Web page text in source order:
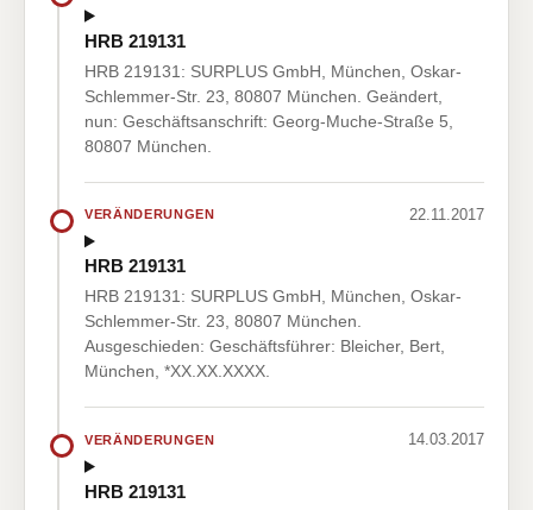
HRB 219131
HRB 219131: SURPLUS GmbH, München, Oskar-
Schlemmer-Str. 23, 80807 München. Geändert,
nun: Geschäftsanschrift: Georg-Muche-Straße 5,
80807 München.
VERÄNDERUNGEN 22.11.2017
HRB 219131
HRB 219131: SURPLUS GmbH, München, Oskar-
Schlemmer-Str. 23, 80807 München.
Ausgeschieden: Geschäftsführer: Bleicher, Bert,
München, *XX.XX.XXXX.
VERÄNDERUNGEN 14.03.2017
HRB 219131